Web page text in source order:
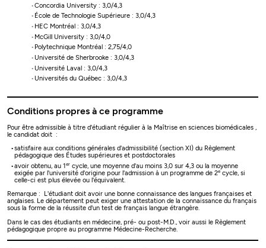
Concordia University : 3,0/4,3
École de Technologie Supérieure : 3,0/4,3
HEC Montréal : 3,0/4,3
McGill University : 3,0/4,0
Polytechnique Montréal : 2,75/4,0
Université de Sherbrooke : 3,0/4,3
Université Laval : 3,0/4,3
Universités du Québec : 3,0/4,3
Conditions propres à ce programme
Pour être admissible à titre d'étudiant régulier à la Maîtrise en sciences biomédicales ,
le candidat doit :
satisfaire aux conditions générales d'admissibilité (section XI) du Règlement
pédagogique des Études supérieures et postdoctorales
avoir obtenu, au 1 ercycle, une moyenne d'au moins 3,0 sur 4,3 ou la moyenne
exigée par l'université d'origine pour l'admission à un programme de 2ecycle, si
celle-ci est plus élevée ou l'équivalent.
Remarque : L'étudiant doit avoir une bonne connaissance des langues françaises et
anglaises. Le département peut exiger une attestation de la connaissance du français
sous la forme de la réussite d'un test de français langue étrangère.
Dans le cas des étudiants en médecine, pré- ou post-M.D., voir aussi le Règlement
pédagogique propre au programme Médecine-Recherche.